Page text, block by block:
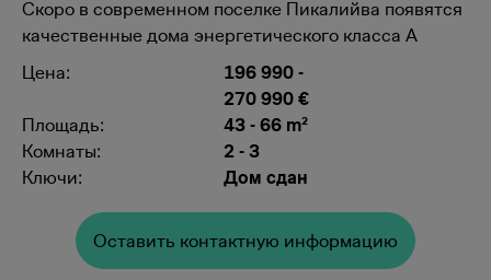
Скоро в современном поселке Пикалийва появятся
качественные дома энергетического класса А
Цена:
196 990 -
270 990 €
Площадь:
43 - 66 m²
Комнаты:
2 - 3
Ключи:
Дом сдан
Oставить контактную информацию